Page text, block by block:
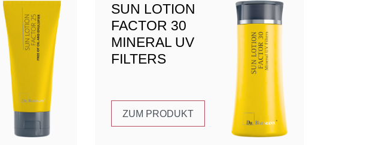
SUN LOTION
FACTOR 30
MINERAL UV
FILTERS
ZUM PRODUKT